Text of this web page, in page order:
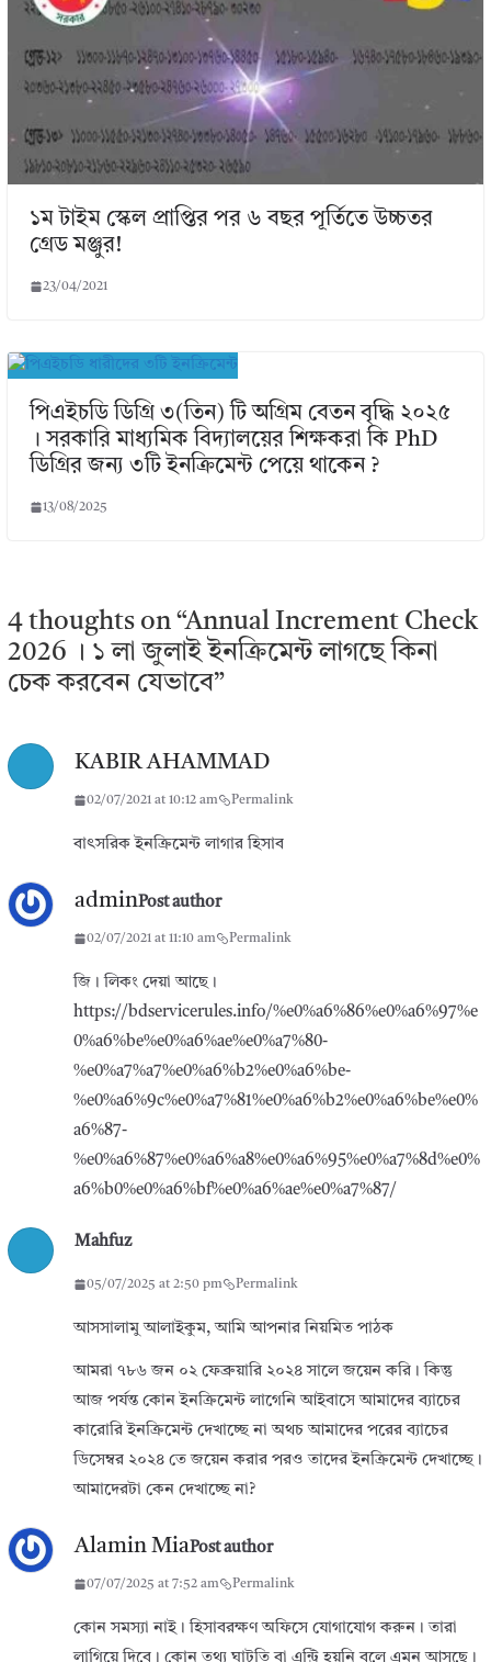
১ম টাইম স্কেল প্রাপ্তির পর ৬ বছর পূর্তিতে উচ্চতর
গ্রেড মঞ্জুর!
23/04/2021
পিএইচডি ডিগ্রি ৩(তিন) টি অগ্রিম বেতন বৃদ্ধি ২০২৫
। সরকারি মাধ্যমিক বিদ্যালয়ের শিক্ষকরা কি PhD
ডিগ্রির জন্য ৩টি ইনক্রিমেন্ট পেয়ে থাকেন ?
13/08/2025
4 thoughts on “Annual Increment Check
2026 । ১ লা জুলাই ইনক্রিমেন্ট লাগছে কিনা
চেক করবেন যেভাবে”
KABIR AHAMMAD
02/07/2021 at 10:12 am Permalink
বাৎসরিক ইনক্রিমেন্ট লাগার হিসাব
adminPost author
02/07/2021 at 11:10 am Permalink
জি। লিকং দেয়া আছে।
https://bdservicerules.info/%e0%a6%86%e0%a6%97%e
0%a6%be%e0%a6%ae%e0%a7%80-
%e0%a7%a7%e0%a6%b2%e0%a6%be-
%e0%a6%9c%e0%a7%81%e0%a6%b2%e0%a6%be%e0%
a6%87-
%e0%a6%87%e0%a6%a8%e0%a6%95%e0%a7%8d%e0%
a6%b0%e0%a6%bf%e0%a6%ae%e0%a7%87/
Mahfuz
05/07/2025 at 2:50 pm Permalink
আসসালামু আলাইকুম, আমি আপনার নিয়মিত পাঠক
আমরা ৭৮৬ জন ০২ ফেব্রুয়ারি ২০২৪ সালে জয়েন করি। কিন্তু
আজ পর্যন্ত কোন ইনক্রিমেন্ট লাগেনি আইবাসে আমাদের ব্যাচের
কারোরি ইনক্রিমেন্ট দেখাচ্ছে না অথচ আমাদের পরের ব্যাচের
ডিসেম্বর ২০২৪ তে জয়েন করার পরও তাদের ইনক্রিমেন্ট দেখাচ্ছে।
আমাদেরটা কেন দেখাচ্ছে না?
Alamin MiaPost author
07/07/2025 at 7:52 am Permalink
কোন সমস্যা নাই। হিসাবরক্ষণ অফিসে যোগাযোগ করুন। তারা
লাগিয়ে দিবে। কোন তথ্য ঘাটতি বা এন্ট্রি হয়নি বলে এমন আসছে।